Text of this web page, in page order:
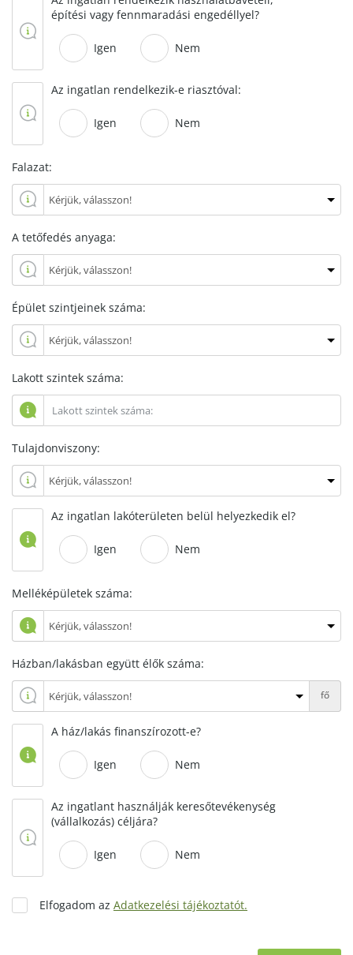
építési vagy fennmaradási engedéllyel?
Igen Nem
Az ingatlan rendelkezik-e riasztóval:
Igen Nem
Falazat:
A tetőfedés anyaga:
Épület szintjeinek száma:
Lakott szintek száma:
Tulajdonviszony:
Az ingatlan lakóterületen belül helyezkedik el?
Igen Nem
Melléképületek száma:
Házban/lakásban együtt élők száma:
fő
A ház/lakás finanszírozott-e?
Igen Nem
Az ingatlant használják keresőtevékenység
(vállalkozás) céljára?
Igen Nem
Elfogadom az Adatkezelési tájékoztatót.